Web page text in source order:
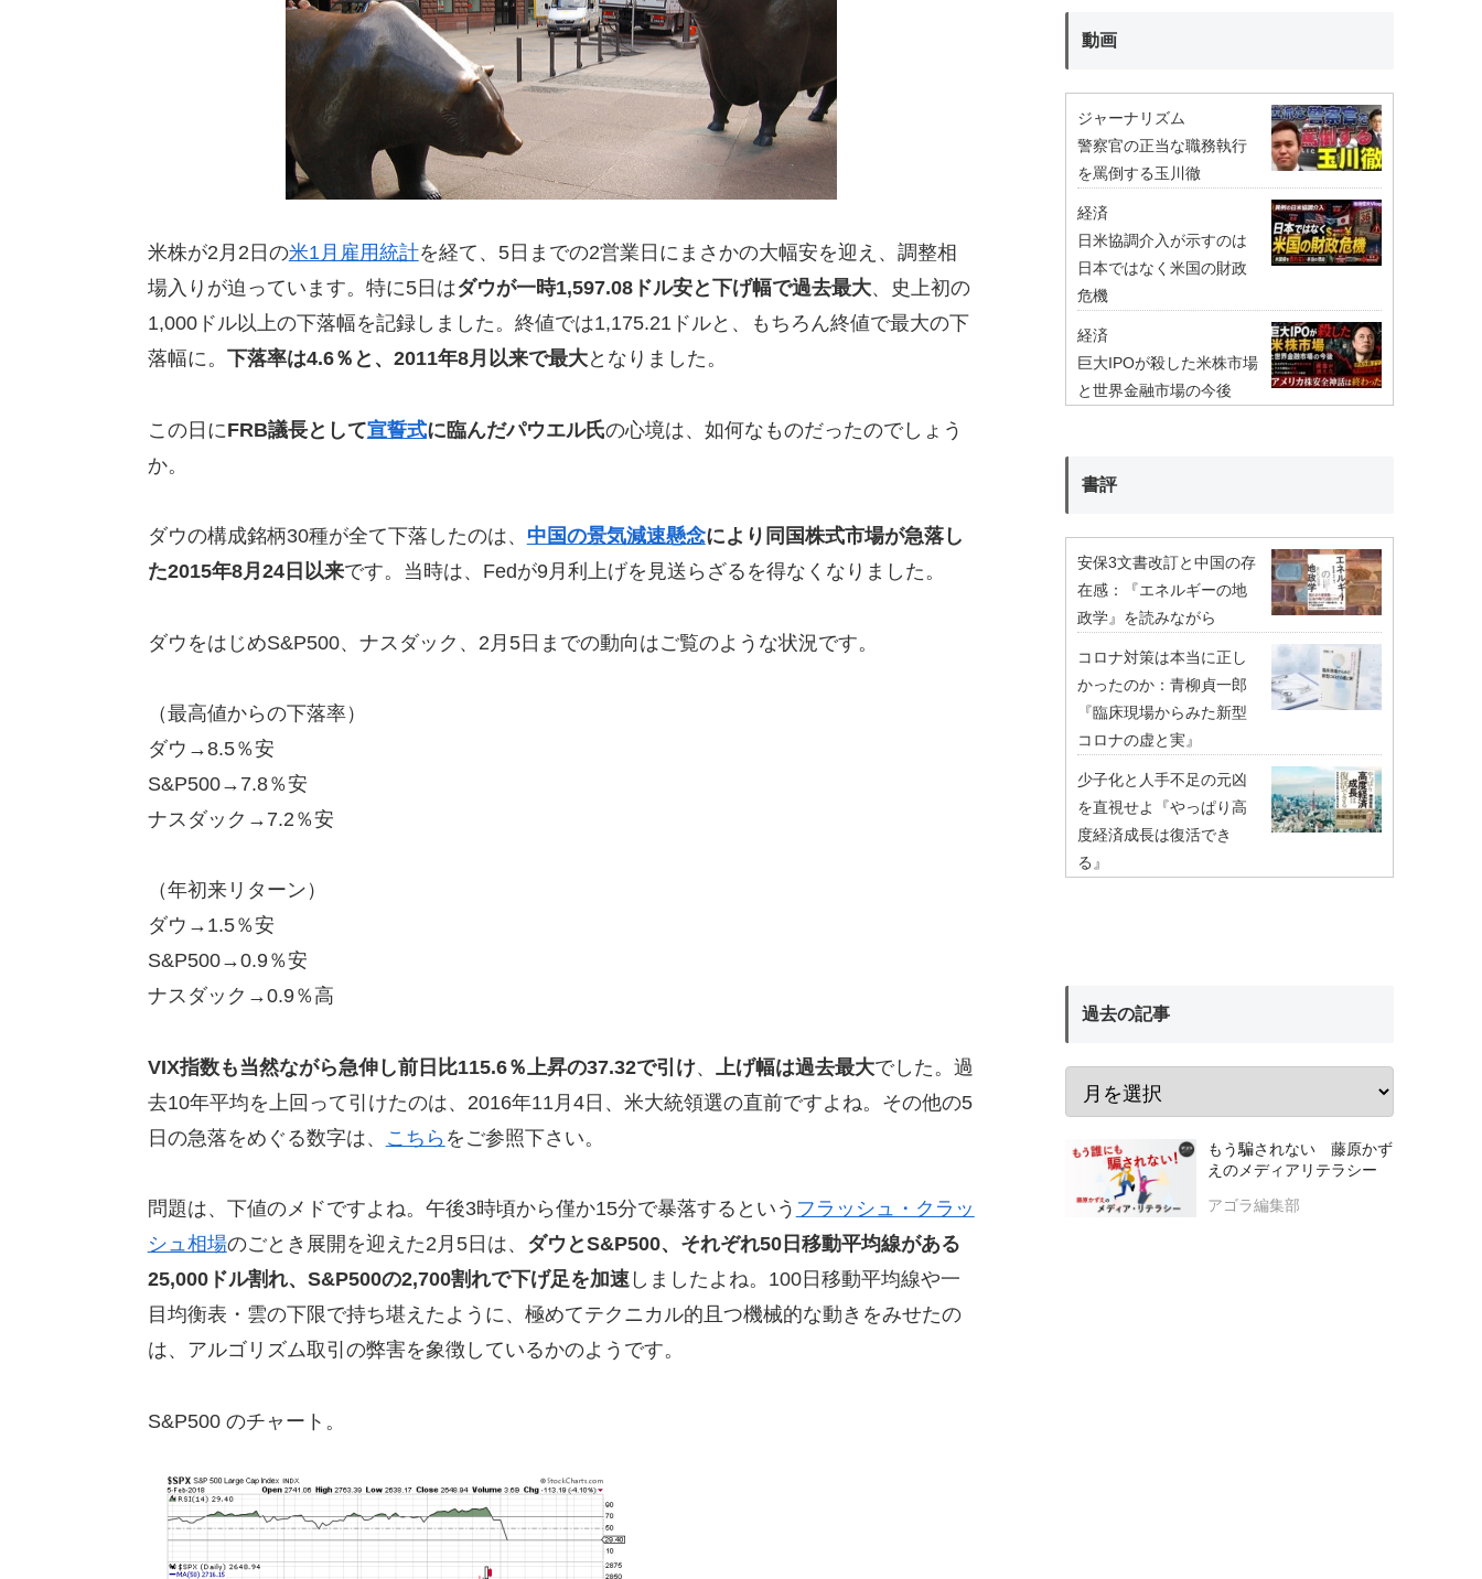
米株が2月2日の米1月雇用統計を経て、5日までの2営業日にまさかの大幅安を迎え、調整相
場入りが迫っています。特に5日はダウが一時1,597.08ドル安と下げ幅で過去最大、史上初の
1,000ドル以上の下落幅を記録しました。終値では1,175.21ドルと、もちろん終値で最大の下
落幅に。 下落率は4.6％と、2011年8月以来で最大となりました。
この日にFRB議長として宣誓式に臨んだパウエル氏の心境は、如何なものだったのでしょう
か。
ダウの構成銘柄30種が全て下落したのは、 中国の景気減速懸念により同国株式市場が急落し
た2015年8月24日以来です。当時は、Fedが9月利上げを見送らざるを得なくなりました。
ダウをはじめS&P500、ナスダック、2月5日までの動向はご覧のような状況です。
（最高値からの下落率）
ダウ→8.5％安
S&P500→7.8％安
ナスダック→7.2％安
（年初来リターン）
ダウ→1.5％安
S&P500→0.9％安
ナスダック→0.9％高
VIX指数も当然ながら急伸し前日比115.6％上昇の37.32で引け、 上げ幅は過去最大でした。過
去10年平均を上回って引けたのは、2016年11月4日、米大統領選の直前ですよね。その他の5
日の急落をめぐる数字は、
こちら をご参照下さい。
問題は、下値のメドですよね。午後3時頃から僅か15分で暴落するという フラッシュ・クラッ
シュ相場のごとき展開を迎えた2月5日は、 ダウとS&P500、それぞれ50日移動平均線がある
25,000ドル割れ、S&P500の2,700割れで下げ足を加速しましたよね。100日移動平均線や一
目均衡表・雲の下限で持ち堪えたように、極めてテクニカル的且つ機械的な動きをみせたの
は、アルゴリズム取引の弊害を象徴しているかのようです。
S&P500 のチャート。
動画
ジャーナリズム
警察官の正当な職務執行
を罵倒する玉川徹
経済
日米協調介入が示すのは
日本ではなく米国の財政
危機
経済
巨大IPOが殺した米株市場
と世界金融市場の今後
書評
安保3文書改訂と中国の存
在感：『エネルギーの地
政学』を読みながら
コロナ対策は本当に正し
かったのか：青柳貞一郎
『臨床現場からみた新型
コロナの虚と実』
少子化と人手不足の元凶
を直視せよ『やっぱり高
度経済成長は復活でき
る』
過去の記事
もう騙されない 藤原かず
えのメディアリテラシー
アゴラ編集部